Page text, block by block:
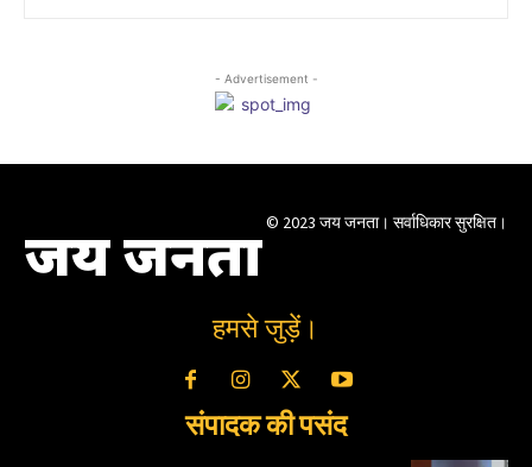
- Advertisement -
जय जनता © 2023 जय जनता। सर्वाधिकार सुरक्षित।
हमसे जुड़ें।
संपादक की पसंद